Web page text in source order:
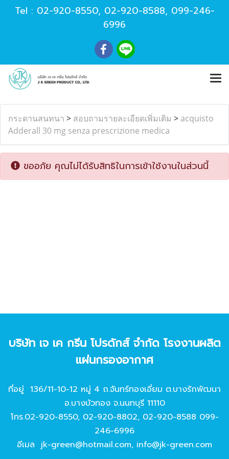
Tel : 02-920-8550, 02-920-8588, 099-246-
6996
กระดานสนทนา > สอบถามรายละเอียดเพิ่มเติม > acquisto
Adderall 30 mg senza prescrizione medica
ขออภัย คุณไม่ได้รับสิทธิในการเข้าใช้งานในส่วนนี้
บริษัท เจ เค กรีน โปรดักส์ จํากัด โรงงานผลิต
แผ่นกรองอากาศ
ที่อยู่ 136/11-10-12 หมู่ 4 ถ.จันทร์ทองเอี่ยม ต.บางรักพัฒนา
อ.บางบัวทอง จ.นนทบุรี 11110
โทร.02-920-8550, 02-920-8802, 02-920-8588 099-
246-6996
อีเมล jk-green@hotmail.com, info@jk-green.com